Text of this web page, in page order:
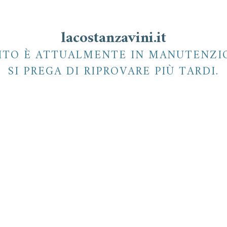
lacostanzavini.it
È ATTUALMENTE IN
SI PREGA DI RIPROVARE PIÙ TARDI.